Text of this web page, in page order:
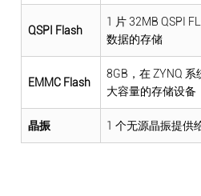
QSPI Flash
1 片 32MB QSPI
数据的存储
EMMC Flash
8GB，在 ZYNQ
大容量的存储设备
晶振 1 个无源晶振提供